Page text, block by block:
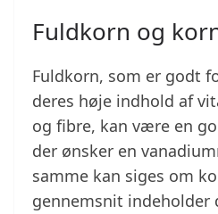
Fuldkorn og
Fuldkorn, som er godt
deres høje indhold af
og fibre, kan være en
der ønsker en
samme kan siges om
gennemsnit indeholder